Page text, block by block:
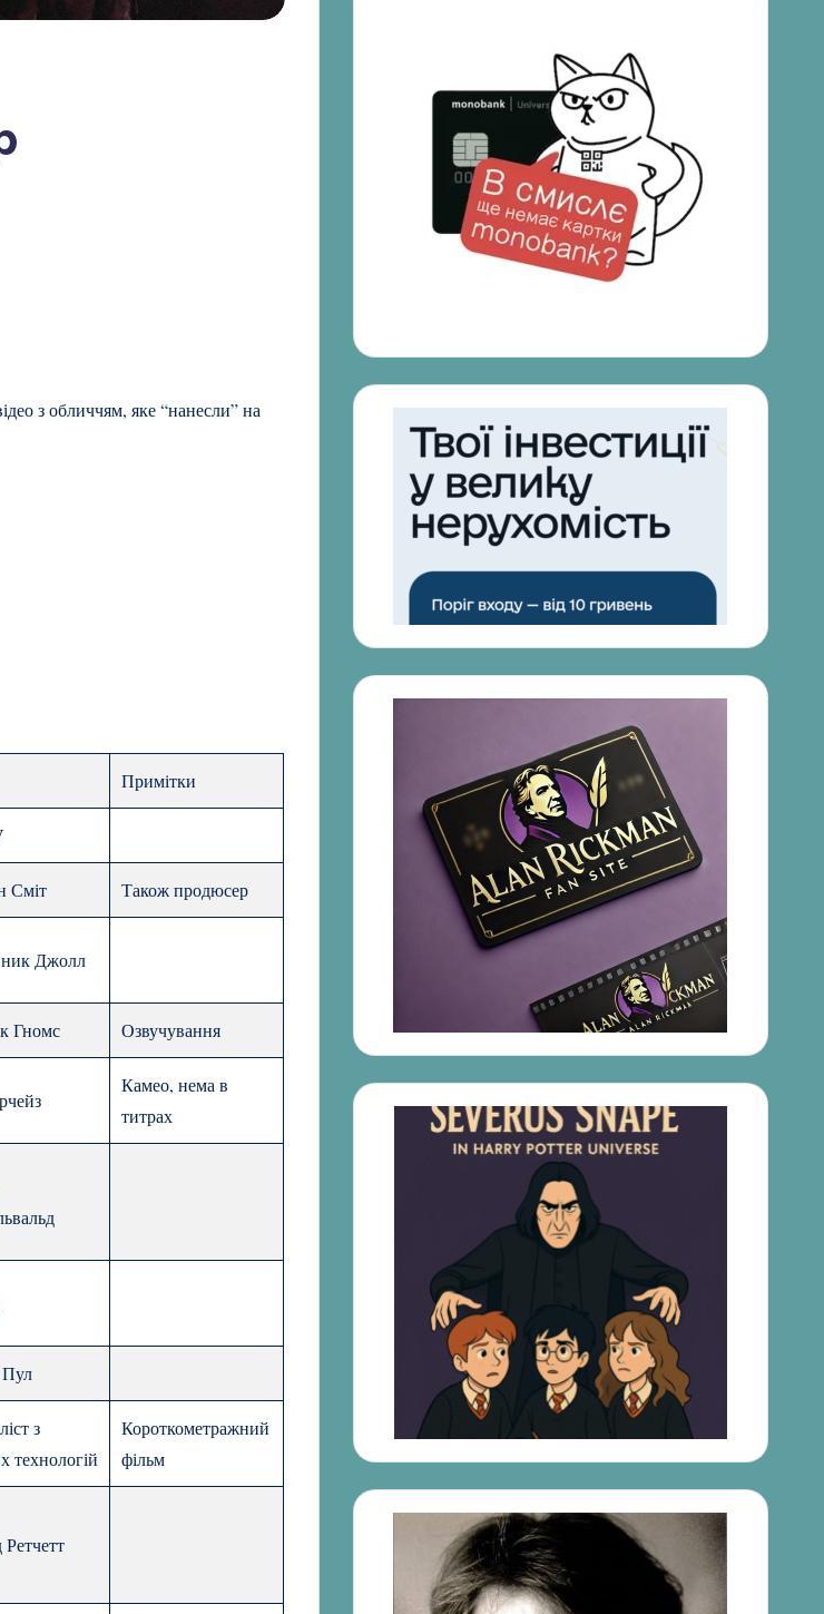
з обличчям, яке “нанесли” на
Примітки
Сміт Також продюсер
Джолл
Гномс Озвучування
Камео, нема в
титрах
Пул
з
технологій
Короткометражний
фільм